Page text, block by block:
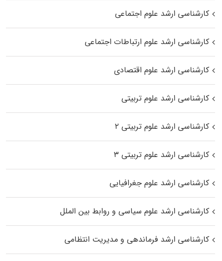
کارشناسی ارشد علوم اجتماعی
کارشناسی ارشد علوم ارتباطات اجتماعی
کارشناسی ارشد علوم اقتصادی
کارشناسی ارشد علوم تربیتی
کارشناسی ارشد علوم تربیتی ۲
کارشناسی ارشد علوم تربیتی ۳
کارشناسی ارشد علوم جغرافیایی
کارشناسی ارشد علوم سیاسی و روابط بین الملل
کارشناسی ارشد فرماندهی و مدیریت انتظامی